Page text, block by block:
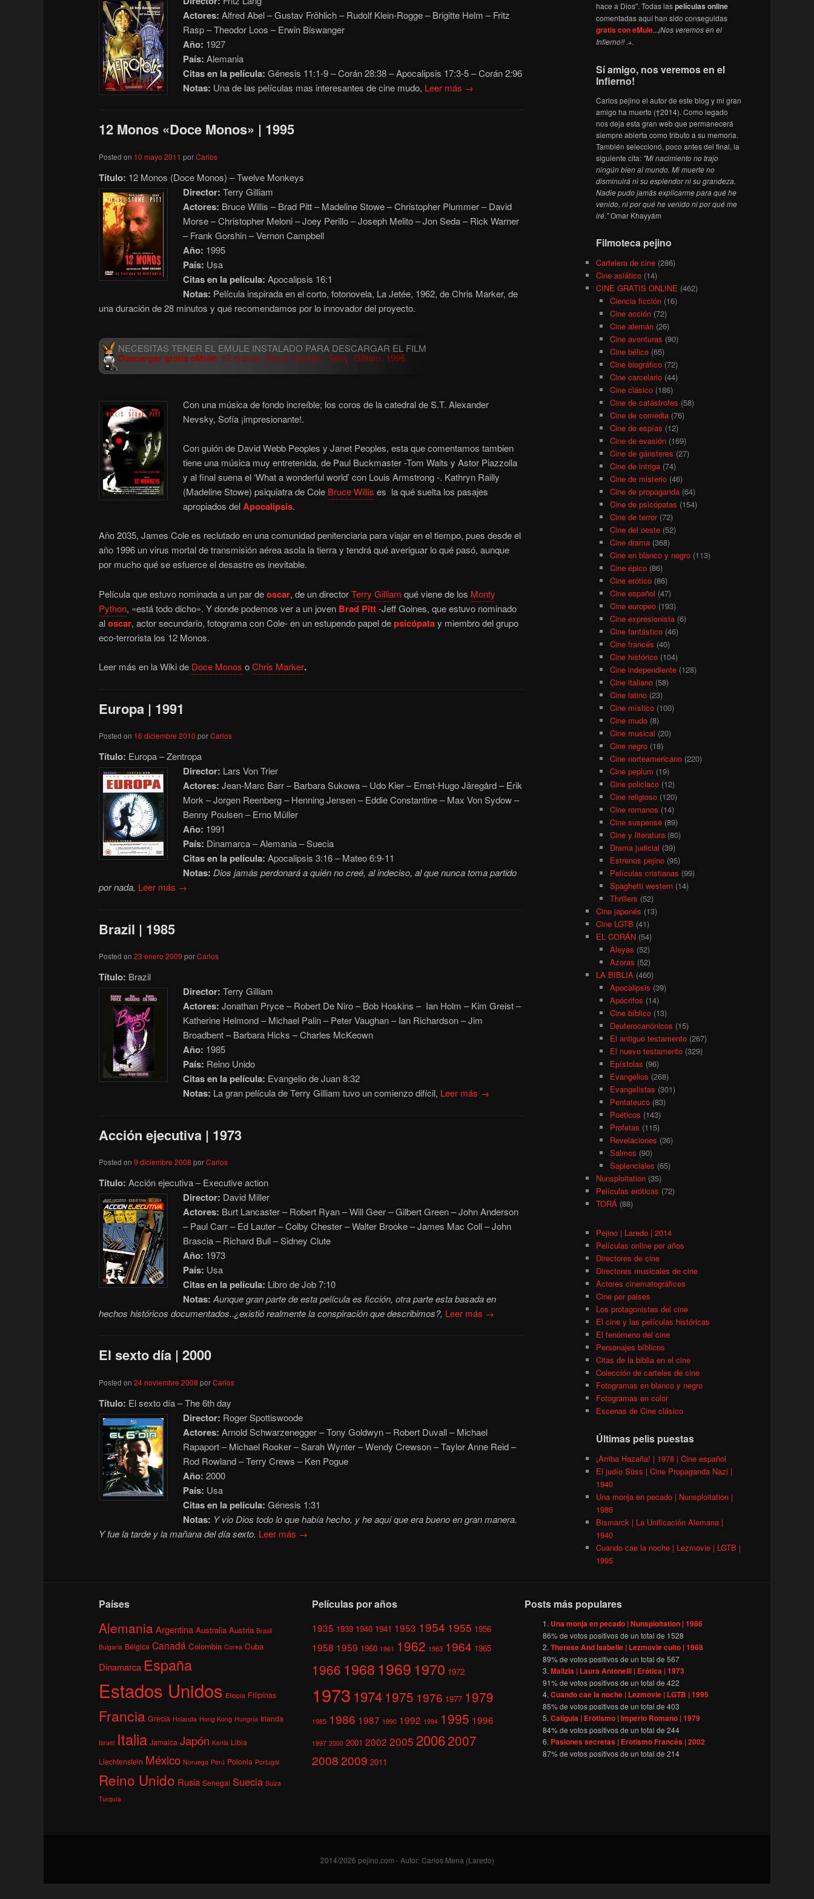
Actores: Alfred Abel – Gustav Fröhlich – Rudolf Klein-Rogge – Brigitte Helm – Fritz
Rasp – Theodor Loos – Erwin Biswanger
Año: 1927
País: Alemania
Citas en la película: Génesis 11:1-9 – Corán 28:38 – Apocalipsis 17:3-5 – Corán 2:96
Notas: Una de las películas mas interesantes de cine mudo, Leer más →
12 Monos «Doce Monos» | 1995
Posted on 10 mayo 2011 porCarlos
Título: 12 Monos (Doce Monos) – Twelve Monkeys
Director: Terry Gilliam
Actores: Bruce Willis – Brad Pitt – Madeline Stowe – Christopher Plummer – David
Morse – Christopher Meloni – Joey Perillo – Joseph Melito – Jon Seda – Rick Warner
– Frank Gorshin – Vernon Campbell
Año: 1995
País: Usa
Citas en la película: Apocalipsis 16:1
Notas: Película inspirada en el corto, fotonovela, La Jetée, 1962, de Chris Marker, de
una duración de 28 minutos y qué recomendamos por lo innovador del proyecto.
Descargar gratis eMule: 12 monos «Doce monos», Terry Gilliam, 1995.
Con una música de fondo increíble; los coros de la catedral de S.T. Alexander
Nevsky, Sofía ¡impresionante!.
Con guión de David Webb Peoples y Janet Peoples, esta que comentamos tambien
tiene una música muy entretenida, de Paul Buckmaster -Tom Waits y Astor Piazzolla
y al final suena el ‘What a wonderful world’ con Louis Armstrong -. Kathryn Railly
(Madeline Stowe) psiquiatra de Cole Bruce Willis es la qué suelta los pasajes
apropiados delApocalipsis.
Año 2035, James Cole es reclutado en una comunidad penitenciaria para viajar en el tiempo, pues desde el
año 1996 un virus mortal de transmisión aérea asola la tierra y tendrá qué averiguar lo qué pasó, aunque
por mucho qué se esfuerce el desastre es inevitable.
Película que estuvo nominada a un par deoscar, de un directorTerry Gilliam qué viene de los Monty
Python, «está todo dicho». Y donde podemos ver a un joven Brad Pitt-Jeff Goines, que estuvo nominado
aloscar, actor secundario, fotograma con Cole- en un estupendo papel depsicópatay miembro del grupo
eco-terrorista los 12 Monos.
Leer más en la Wiki de Doce Monos oChris Marker.
Europa | 1991
Posted on 16 diciembre 2010 porCarlos
Título: Europa – Zentropa
Director: Lars Von Trier
Actores: Jean-Marc Barr – Barbara Sukowa – Udo Kier – Ernst-Hugo Järegård – Erik
Mork – Jorgen Reenberg – Henning Jensen – Eddie Constantine – Max Von Sydow –
Benny Poulsen –Erno Müller
Año: 1991
País: Dinamarca – Alemania – Suecia
Citas en la película: Apocalipsis 3:16 – Mateo 6:9-11
Notas: Dios jamás perdonará a quién no creé, al indeciso, al que nunca toma partido
por nada, Leer más →
Brazil | 1985
Posted on23 enero 2009 porCarlos
Título: Brazil
Director: Terry Gilliam
Actores: Jonathan Pryce – Robert De Niro – Bob Hoskins – Ian Holm – Kim Greist –
Katherine Helmond – Michael Palin – Peter Vaughan – Ian Richardson – Jim
Broadbent – Barbara Hicks – Charles McKeown
Año: 1985
País: Reino Unido
Citas en la película: Evangelio de Juan 8:32
Notas: La gran película de Terry Gilliam tuvo un comienzo difícil, Leer más →
Acción ejecutiva | 1973
Posted on9 diciembre 2008 porCarlos
Título: Acción ejecutiva – Executive action
Director: David Miller
Actores: Burt Lancaster – Robert Ryan – Will Geer – Gilbert Green – John Anderson
– Paul Carr – Ed Lauter – Colby Chester – Walter Brooke – James Mac Coll – John
Brascia – Richard Bull – Sidney Clute
Año: 1973
País: Usa
Citas en la película: Libro de Job 7:10
Notas:Aunque gran parte de esta película es ficción, otra parte esta basada en
hechos históricos documentados..¿existió realmente la conspiración que describimos?, Leer más →
El sexto día | 2000
Posted on24 noviembre 2008 porCarlos
Título: El sexto día – The 6th day
Director: Roger Spottiswoode
Actores: Arnold Schwarzenegger – Tony Goldwyn – Robert Duvall – Michael
Rapaport – Michael Rooker – Sarah Wynter – Wendy Crewson – Taylor Anne Reid –
Rod Rowland – Terry Crews – Ken Pogue
Año: 2000
País: Usa
Citas en la película: Génesis 1:31
Notas: Y vio Dios todo lo que había hecho, y he aquí que era bueno en gran manera.
Y fue la tarde y la mañana del día sexto. Leer más →
hace a Dios". Todas laspelículas online
comentadas aquí han sido conseguidas
gratis con eMule...¡Nos veremos en el
Infierno!! .+.
Sí amigo, nos veremos en el
Infierno!
Carlos pejino el autor de este blog y mi gran
amigo ha muerto (†2014). Como legado
nos deja esta gran web que permanecerá
siempre abierta como tributo a su memoria.
También seleccionó, poco antes del final, la
siguiente cita: "Mi nacimiento no trajo
ningún bien al mundo. Mi muerte no
disminuirá ni su esplendor ni su grandeza.
Nadie pudo jamás explicarme para qué he
venido, ni por qué he venido ni por qué me
iré."Omar Khayyám
Filmoteca pejino
Cartelera de cine (286)
Cine asiático (14)
CINE GRATIS ONLINE (462)
Ciencia ficción(16)
Cine acción(72)
Cine alemán(26)
Cine aventuras (90)
Cine bélico(65)
Cine biográfico(72)
Cine carcelario(44)
Cine clásico(186)
Cine de catástrofes (58)
Cine de comedia(76)
Cine de espías (12)
Cine de evasión(169)
Cine de gánsteres (27)
Cine de intriga(74)
Cine de misterio(46)
Cine de propaganda(64)
Cine de psicópatas (154)
Cine de terror(72)
Cine del oeste(52)
Cine drama(368)
Cine en blanco y negro(113)
Cine épico(86)
Cine erótico(86)
Cine español (47)
Cine europeo(193)
Cine expresionista(6)
Cine fantástico(46)
Cine francés (40)
Cine histórico(104)
Cine independiente(128)
Cine italiano(58)
Cine latino(23)
Cine místico(100)
Cine mudo(8)
Cine musical (20)
Cine negro(18)
Cine norteamericano(220)
Cine peplum (19)
Cine policiaco(12)
Cine religioso(120)
Cine romanos (14)
Cine suspense(89)
Cine y literatura(80)
Drama judicial (39)
Estrenos pejino(95)
Películas cristianas (99)
Spaghetti western(14)
Thrillers (52)
Cine japonés (13)
Cine LGTB (41)
EL CORÁN (54)
Aleyas (52)
Azoras (52)
LA BIBLIA (460)
Apocalipsis (39)
Apócrifos (14)
Cine bíblico(13)
Deuterocanónicos (15)
El antiguo testamento(267)
El nuevo testamento(329)
Epístolas (96)
Evangelios (268)
Evangelistas (301)
Pentateuco(83)
Poéticos (143)
Profetas (115)
Revelaciones (36)
Salmos (90)
Sapienciales (65)
Nunsploitation (35)
Películas eróticas (72)
TORÁ (88)
Pejino | Laredo | 2014
Películas online por años
Directores de cine
Directores musicales de cine
Actores cinematográficos
Cine por paises
Los protagonistas del cine
El cine y las películas históricas
El fenómeno del cine
Personajes bíblicos
Citas de la biblia en el cine
Colección de carteles de cine
Fotogramas en blanco y negro
Fotogramas en color
Escenas de Cine clásico
Últimas pelis puestas
¡Arriba Hazaña! | 1978 | Cine español
El judío Süss | Cine Propaganda Nazi |
1940
Una monja en pecado | Nunsploitation |
1986
Bismarck | La Unificación Alemana |
1940
Cuando cae la noche | Lezmovie | LGTB |
1995
Países
AlemaniaArgentina Australia Austria Brasil
Bulgaria Bélgica Canadá Colombia Corea Cuba
Dinamarca España
Estados Unidos Etiopía Filipinas
Francia Grecia Holanda Hong Kong Hungría Irlanda
Israel Italia Jamaica Japón Kenia Libia
Liechtenstein México Noruega Perú Polonia Portugal
Reino Unido Rusia Senegal Suecia Suiza
Turquía
Películas por años
1935 1939 1940 1941 1953 1954 1955 1956
1958 1959 1960 1961 1962 1963 1964 1965
1966 1968 1969 1970 1972
1973 1974 1975 1976 1977 1979
1985 1986 1987 1990 1992 1994 1995 1996
1997 2000 2001 2002 2005 20062007
20082009 2011
Posts más populares
Una monja en pecado | Nunsploitation | 1986
86% de votos positivos de un total de 1528
Therese And Isabelle | Lezmovie culto | 1968
89% de votos positivos de un total de567
Malizia | Laura Antonelli | Erótica | 1973
91% de votos positivos de un total de422
Cuando cae la noche | Lezmovie | LGTB | 1995
85% de votos positivos de un total de403
Calígula | Erotismo | Imperio Romano | 1979
84% de votos positivos de un total de244
Pasiones secretas | Erotismo Francés | 2002
87% de votos positivos de un total de214
2014/2026 pejino.com - Autor: Carlos Mena (Laredo)